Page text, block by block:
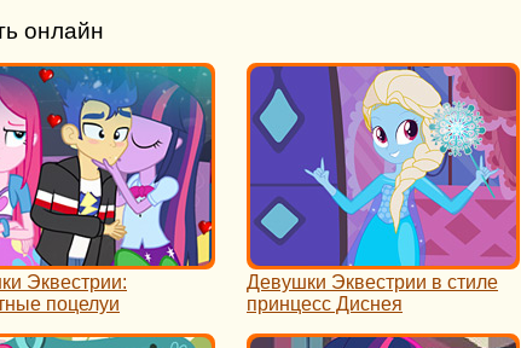
онлайн
Эквестрии:
поцелуи
Девушки Эквестрии в стиле
принцесс Диснея